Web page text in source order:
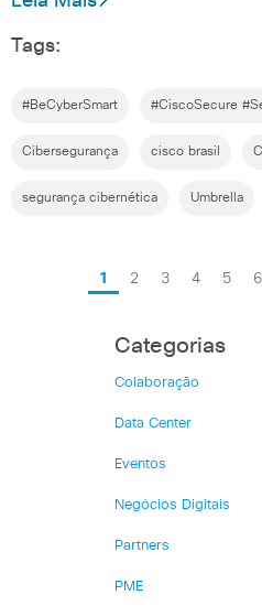
Tags:
#BeCyberSmart #CiscoSecure
Cibersegurança cisco brasil
segurança cibernética Umbrella
1 2 3 4 5 6
Categorias
Colaboração
Data Center
Eventos
Negócios Digitais
Partners
PME